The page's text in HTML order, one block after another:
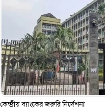
কেন্দ্রীয় ব্যাংকের জরুরি নির্দেশনা